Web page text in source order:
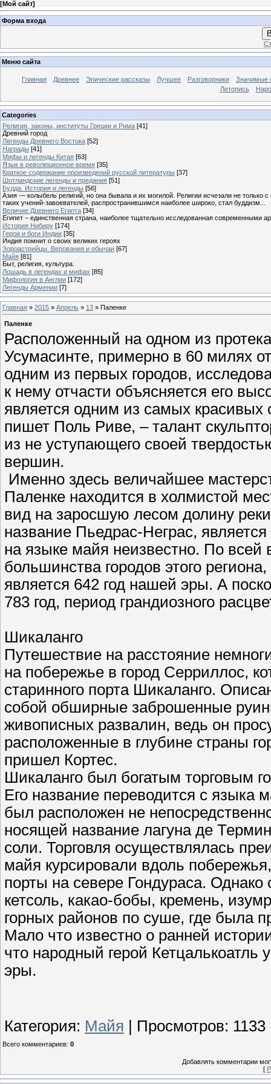
[Мой сайт]
Форма входа
Меню сайта
Главная Древнее Эпические рассказы Лучшее Разговорники
Значимые
Летопись
Categories
Религия, законы, институты Греции и Рима [41]
Древний город
Легенды Древнего Востока [52]
Награды [41]
Мифы и легенды Китая [63]
Язык в революционное время [35]
Краткое содержание произведений русской литературы [37]
Шотландские легенды и предания [51]
Будда. История и легенды [56]
Азия — колыбель религий, но она бывала и их могилой. Религии исчезали не
таких учений-завоевателей, распространившимся наиболее широко, стал буддизм...
Величие Древнего Египта [34]
Египет – единственная страна, наиболее тщательно исследованная современными
История Нибиру [174]
Герои и боги Индии [35]
Индия помнит о своих великих героях
Зороастрийцы. Верования и обычаи [67]
Майя [81]
Быт, религия, культура.
Лошадь в легендах и мифах [85]
Мифология в Англии [172]
Легенды Армении [7]
Главная » 2015 » Апрель » 13 » Паленке
Паленке
Расположенный на одном из
Усумасинте, примерно в 60 милях
одним из первых городов,
к нему отчасти объясняется его
является одним из самых
пишет Поль Риве, – талант
из не уступающего своей
вершин.
Именно здесь величайшее
Паленке находится в холмистой
вид на заросшую лесом долину
название Пьедрас-Неграс,
на языке майя неизвестно. По всей
большинства городов этого
является 642 год нашей эры. А
783 год, период грандиозного
Шикаланго
Путешествие на расстояние
на побережье в город Серриллос,
старинного порта Шикаланго.
собой обширные заброшенные
живописных развалин, ведь он
расположенные в глубине страны
пришел Кортес.
Шикаланго был богатым торговым
Его название переводится с языка
был расположен не
носящей название лагуна де
соли. Торговля осуществлялась
майя курсировали вдоль
порты на севере Гондураса.
кетсоль, какао-бобы, кремень,
горных районов по суше, где была
Мало что известно о ранней
что народный герой
эры.
Категория: Майя Просмотров:
Всего комментариев: 0
Добавлять комментарии
[